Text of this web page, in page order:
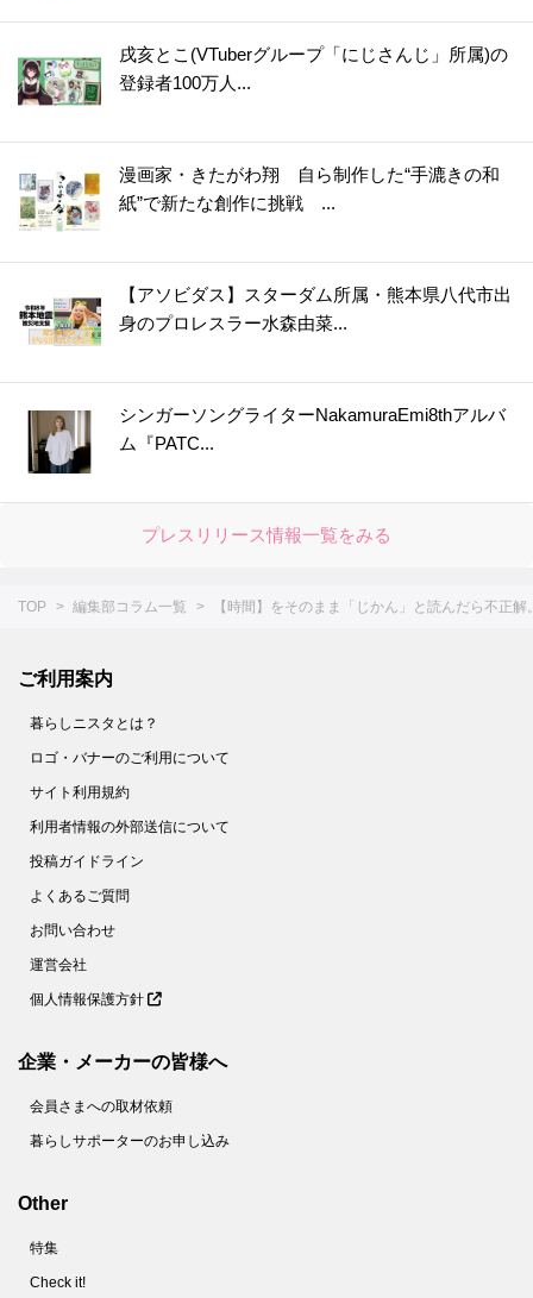
戌亥とこ(VTuberグループ「にじさんじ」所属)の
登録者100万人...
漫画家・きたがわ翔 自ら制作した“手漉きの和
紙”で新たな創作に挑戦 ...
【アソビダス】スターダム所属・熊本県八代市出
身のプロレスラー水森由菜...
シンガーソングライターNakamuraEmi8thアルバ
ム『PATC...
プレスリリース情報一覧をみる
TOP 編集部コラム一覧 【時間】をそのまま「じかん」と読んだら不正
ご利用案内
暮らしニスタとは？
ロゴ・バナーのご利用について
サイト利用規約
利用者情報の外部送信について
投稿ガイドライン
よくあるご質問
お問い合わせ
運営会社
個人情報保護方針
企業・メーカーの皆様へ
会員さまへの取材依頼
暮らしサポーターのお申し込み
Other
特集
Check it!